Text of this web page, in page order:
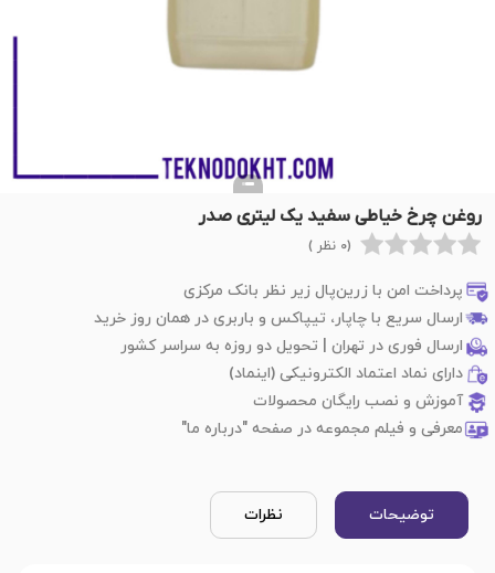
روغن چرخ خیاطی سفید یک لیتری صدر
(0 نظر )
پرداخت امن با زرین‌پال زیر نظر بانک مرکزی
ارسال سریع با چاپار، تیپاکس و باربری در همان روز خرید
ارسال فوری در تهران | تحویل دو روزه به سراسر کشور
دارای نماد اعتماد الکترونیکی (اینماد)
آموزش و نصب رایگان محصولات
معرفی و فیلم مجموعه در صفحه "درباره ما"
توضیحات نظرات